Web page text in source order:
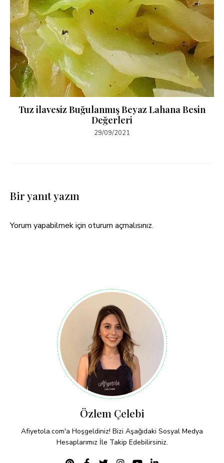
Tuz ilavesiz Buğulanmış Beyaz Lahana Besin
Değerleri
29/09/2021
Bir yanıt yazın
Yorum yapabilmek için oturum açmalısınız.
Özlem Çelebi
Afiyetola.com'a Hoşgeldiniz! Bizi Aşağıdaki Sosyal Medya
Hesaplarımız İle Takip Edebilirsiniz.